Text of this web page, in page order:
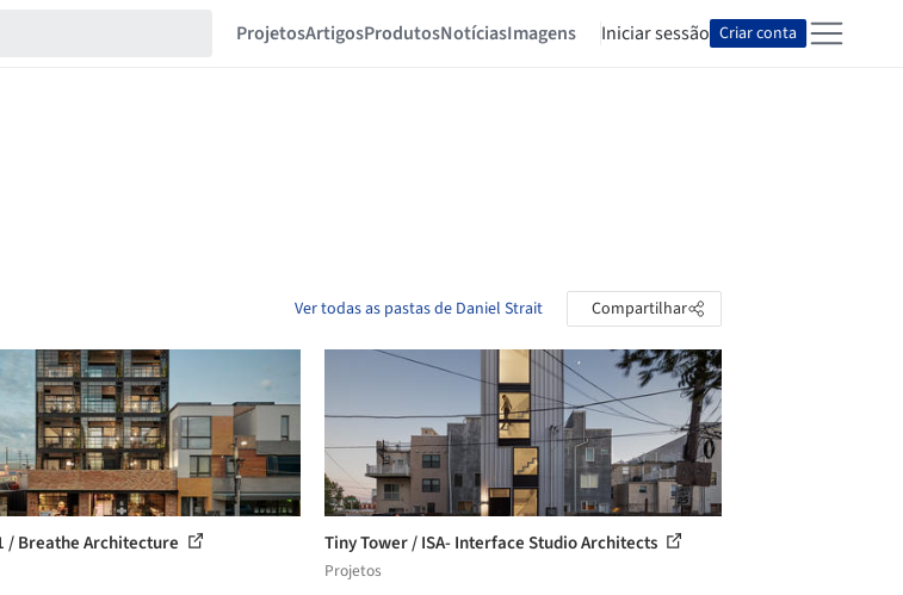
ProjetosArtigosProdutosNotíciasImagens Iniciar sessão Criar conta
Ver todas as pastas de Daniel Strait Compartilhar
/ Breathe Architecture Tiny Tower / ISA- Interface Studio Architects
Projetos